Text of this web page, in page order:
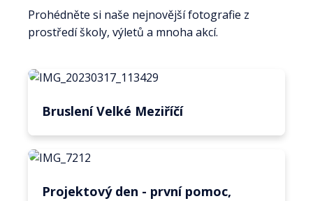
Prohédněte si naše nejnovější fotografie z
prostředí školy, výletů a mnoha akcí.
Bruslení Velké Meziříčí
Projektový den - první pomoc,